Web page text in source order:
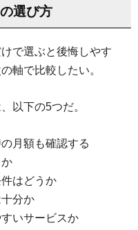
選び方
で選ぶと後悔しやす
軸で比較したい。
以下の5つだ。
月額も確認する
はどうか
分か
いサービスか